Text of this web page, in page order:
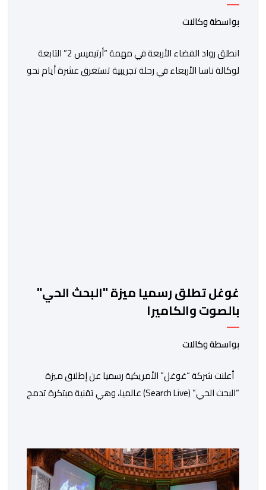
بواسطة وكالات
انطلق رواد الفضاء الأربعة في مهمة “أرتيميس 2” التابعة
لوكالة ناسا الأربعاء في رحلة تجريبية تستغرق عشرة أيام نحو
غوغل تطلق رسميا ميزة "البحث الحي"
بالصوت والكاميرا
بواسطة وكالات
أعلنت شركة “غوغل” الأمريكية رسميا عن إطلاق ميزة
“البحث الحي” (Search Live) عالميا، وهي تقنية مبتكرة تدمج
الشركة تأتي هذه الخطوة كجزء من استراتيجية “غوغل”
الشاملة لتعميم تطبيقات الذكاء الاصطناعي التوليدي في
تفاصيل الحياة اليومية. وتعتمد الميزة الجديدة على […]